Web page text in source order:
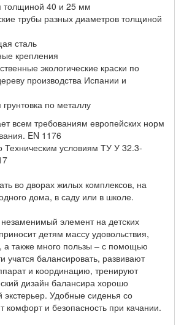
толщиной 40 и 25 мм
трубы разных диаметров толщиной
сталь
крепления
экологические краски по
производства Испании и
по металлу
всем требованиям европейских норм
EN 1176
Техническим условиям ТУ У 32.3-
во дворах жилых комплексов, на
дома, в саду или в школе.
элемент на детских
детям массу удовольствия,
а также много пользы – с помощью
учатся балансировать, развивают
и координацию, тренируют
дизайн балансира хорошо
Удобные сиденья со
комфорт и безопасность при качании.